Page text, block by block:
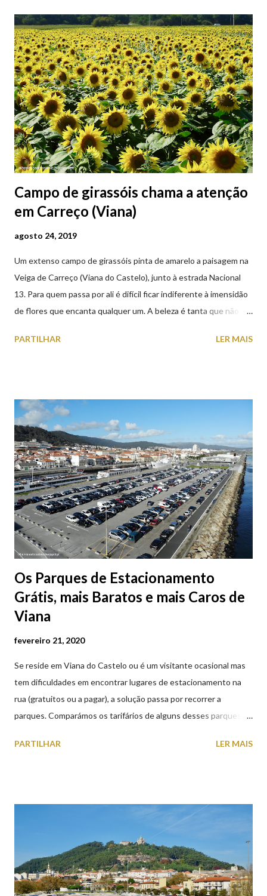
Campo de girassóis chama a atenção
em Carreço (Viana)
agosto 24, 2019
Um extenso campo de girassóis pinta de amarelo a paisagem na
Veiga de Carreço (Viana do Castelo), junto à estrada Nacional
13. Para quem passa por ali é difícil ficar indiferente à imensidão
de flores que encanta qualquer um. A beleza é tanta que não
aproveite a paisagem como cenário para tirar algumas
PARTILHAR LER MAIS
Os Parques de Estacionamento
Grátis, mais Baratos e mais Caros de
Viana
fevereiro 21, 2020
Se reside em Viana do Castelo ou é um visitante ocasional mas
tem dificuldades em encontrar lugares de estacionamento na
rua (gratuitos ou a pagar), a solução passa por recorrer a
parques. Comparámos os tarifários de alguns desses parques de
subterrâneos) perto do centro da cidade (entenda-se por
subterrâneos. O Parque da Estação Viana Shopping é grátis de
2ª a 5ª feira a partir das 20:00 (DIAS ÚTEIS)
PARTILHAR LER MAIS